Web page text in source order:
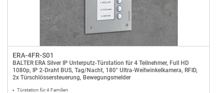
ERA-4FR-S01
BALTER ERA Silver IP Unterputz-Türstation für 4 Teilnehmer, Full HD
1080p, IP 2-Draht BUS, Tag/Nacht, 180° Ultra-Weitwinkelkamera, RFID,
2x Türschlössersteuerung, Bewegungsmelder
Türstation für 4 Familien